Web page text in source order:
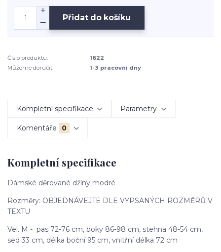
Přidat do košíku
Číslo produktu:
1622
Můžeme doručit:
1-3 pracovní dny
Kompletní specifikace Parametry
Komentáře 0
Kompletní specifikace
Dámské děrované džíny modré
Rozměry: OBJEDNÁVEJTE DLE VYPSANÝCH ROZMĚRŮ V
TEXTU
Vel. M - pas 72-76 cm, boky 86-98 cm, stehna 48-54 cm,
sed 33 cm, délka boční 95 cm, vnitřní délka 72 cm